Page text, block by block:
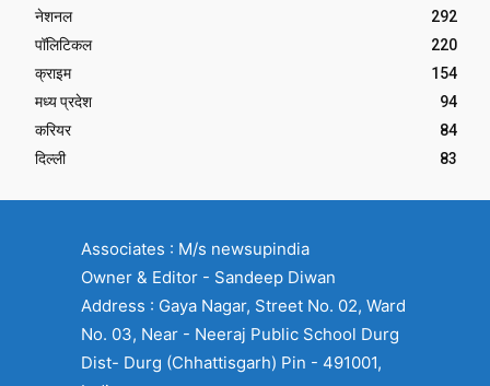
नेशनल
292
पॉलिटिकल
220
क्राइम
154
मध्य प्रदेश
94
करियर
84
दिल्ली
83
Associates : M/s newsupindia
Owner & Editor - Sandeep Diwan
Address : Gaya Nagar, Street No. 02, Ward
No. 03, Near - Neeraj Public School Durg
Dist- Durg (Chhattisgarh) Pin - 491001,